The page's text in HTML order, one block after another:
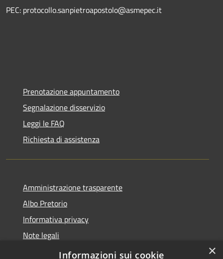
PEC: protocollo.sanpietroapostolo@asmepec.it
Prenotazione appuntamento
Segnalazione disservizio
Leggi le FAQ
Richiesta di assistenza
Amministrazione trasparente
Albo Pretorio
Informativa privacy
Note legali
Dichiarazione di accessibilità
×
Informazioni sui cookie